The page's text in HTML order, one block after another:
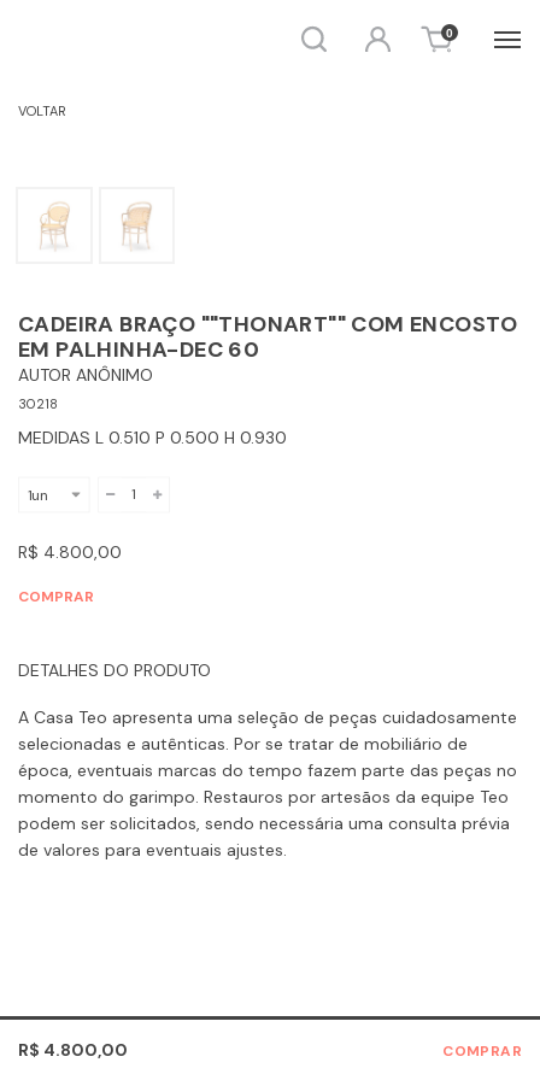
Busca Entrar 0
VOLTAR
CADEIRA BRAÇO ""THONART"" COM ENCOSTO
EM PALHINHA-DEC 60
AUTOR ANÔNIMO
30218
MEDIDAS L 0.510 P 0.500 H 0.930
R$ 4.800,00
COMPRAR
DETALHES DO PRODUTO
A Casa Teo apresenta uma seleção de peças cuidadosamente
selecionadas e autênticas. Por se tratar de mobiliário de
época, eventuais marcas do tempo fazem parte das peças no
momento do garimpo. Restauros por artesãos da equipe Teo
podem ser solicitados, sendo necessária uma consulta prévia
de valores para eventuais ajustes.
R$ 4.800,00 COMPRAR